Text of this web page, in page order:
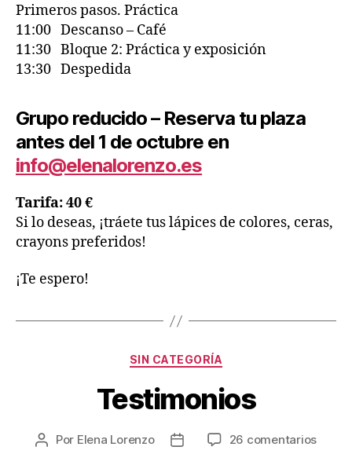
Primeros pasos. Práctica
11:00 Descanso – Café
11:30 Bloque 2: Práctica y exposición
13:30 Despedida
Grupo reducido – Reserva tu plaza
antes del 1 de octubre en
info@elenalorenzo.es
Tarifa: 40 €
Si lo deseas, ¡tráete tus lápices de colores, ceras,
crayons preferidos!
¡Te espero!
SIN CATEGORÍA
Testimonios
Por Elena Lorenzo 26 comentarios